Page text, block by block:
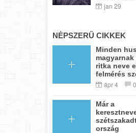
jan 29
NÉPSZERŰ CIKKEK
Minden
magyarnak
ritka neve
felmérés
ápr 4 0
Már a
ország